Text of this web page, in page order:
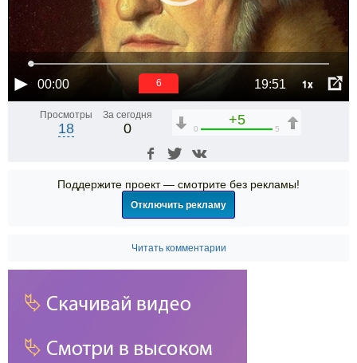
00:00 19:51 1x
5
Просмотры
18
За сегодня
0
+5
0 5
Поддержите проект — смотрите без рекламы!
Отключить рекламу
Читать комментарии